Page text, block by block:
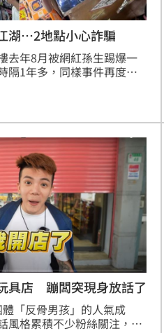
湖…2地點小心詐騙
去年8月被網紅孫生踢爆一
隔1年多，同樣事件再度重
消失，當下直接報警，引
具店 蹦闆突現身放話了
「反骨男孩」的人氣成
風格累積不少粉絲關注，近